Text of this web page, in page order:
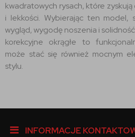
kwadratowych rysach, które zyskują
i lekkości. Wybierając ten model,
wygląd, wygodę noszenia i
korekcyjne okrągłe to
może stać się również mocnym
stylu.
INFORMACJE